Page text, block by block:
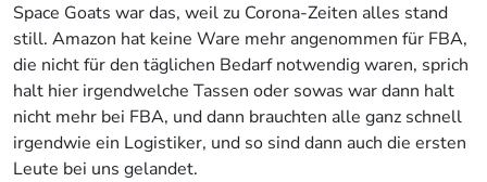
Space Goats war das, weil zu Corona-Zeiten alles stand
still. Amazon hat keine Ware mehr angenommen für FBA,
die nicht für den täglichen Bedarf notwendig waren, sprich
halt hier irgendwelche Tassen oder sowas war dann halt
nicht mehr bei FBA, und dann brauchten alle ganz schnell
irgendwie ein Logistiker, und so sind dann auch die ersten
Leute bei uns gelandet.